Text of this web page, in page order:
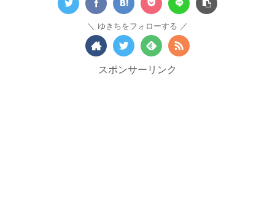
ゆきちをフォローする
スポンサーリンク